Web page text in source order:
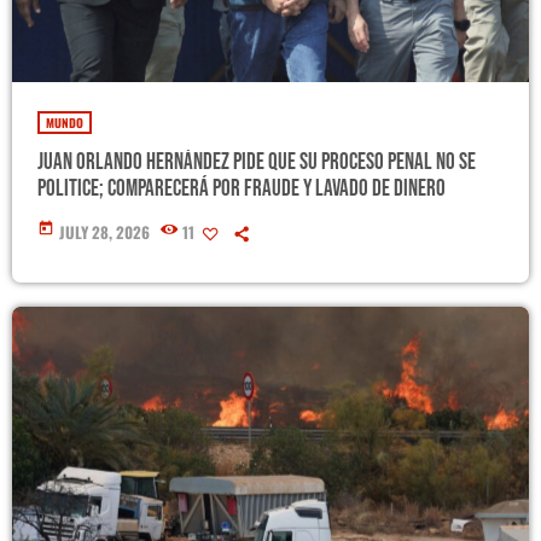
play_arrow LA CAMPESINA 104.5 FM
INICIO
NOTAS
PROGRAMACIÓN
LOCUCIÓN (TALENTO AL AIRE)
RANKING
COMUNÍCATE
PUBLICIDAD
HISTORIA
MUNDO
Juan Orlando Hernández pide que su proceso penal no se
politice; comparecerá por fraude y lavado de dinero
today JULY 28, 2026 11